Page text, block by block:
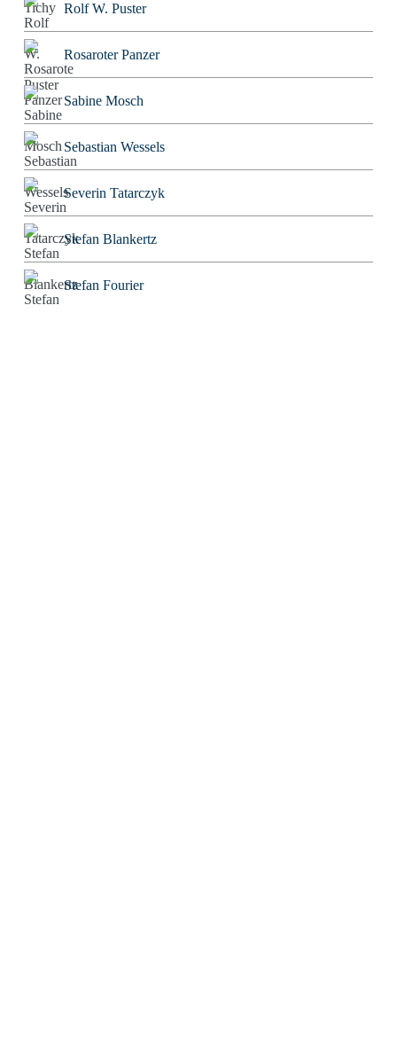
Rolf W. Puster
Rosaroter Panzer
Sabine Mosch
Sebastian Wessels
Severin Tatarczyk
Stefan Blankertz
Stefan Fourier